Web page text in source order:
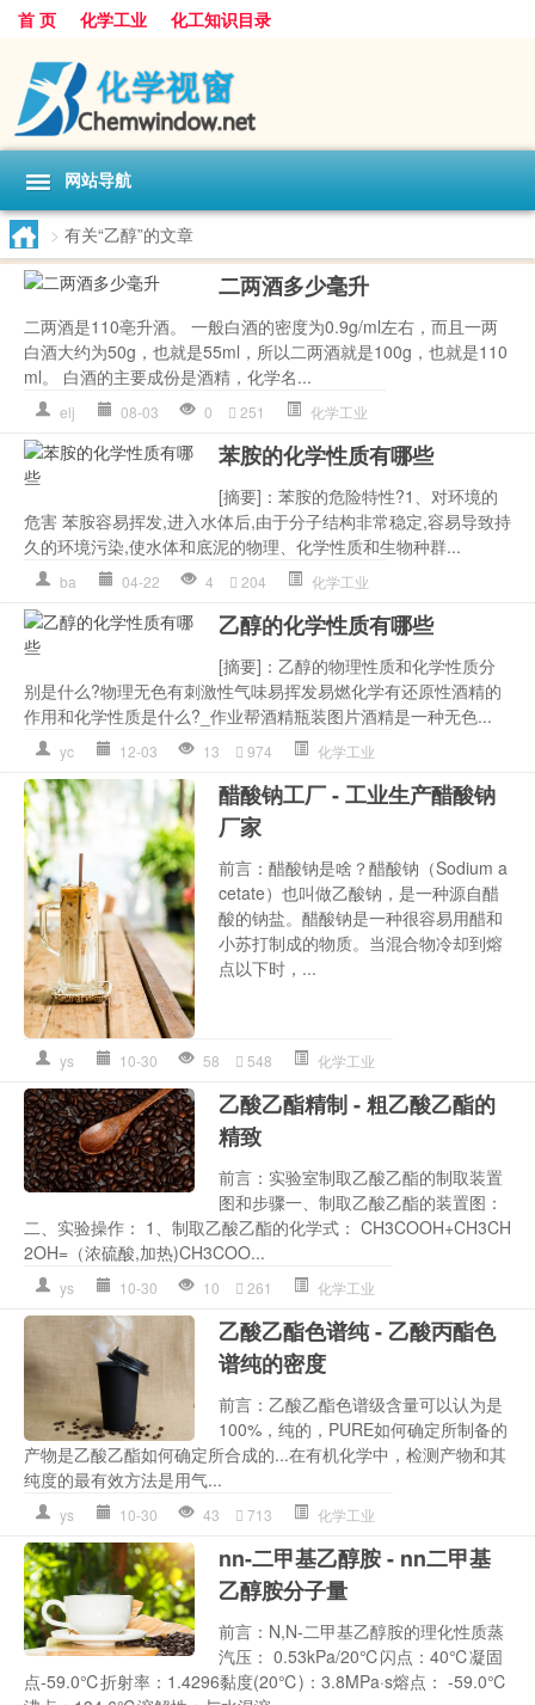
首 页 化学工业 化工知识目录
网站导航
> 有关“乙醇”的文章
二两酒多少毫升
二两酒是110亳升酒。 一般白酒的密度为0.9g/ml左右，而且一两
白酒大约为50g，也就是55ml，所以二两酒就是100g，也就是110
ml。 白酒的主要成份是酒精，化学名...
elj 08-03 0 251 化学工业
苯胺的化学性质有哪些
[摘要]：苯胺的危险特性?1、对环境的
危害 苯胺容易挥发,进入水体后,由于分子结构非常稳定,容易导致持
久的环境污染,使水体和底泥的物理、化学性质和生物种群...
ba 04-22 4 204 化学工业
乙醇的化学性质有哪些
[摘要]：乙醇的物理性质和化学性质分
别是什么?物理无色有刺激性气味易挥发易燃化学有还原性酒精的
作用和化学性质是什么?_作业帮酒精瓶装图片酒精是一种无色...
yc 12-03 13 974 化学工业
醋酸钠工厂 - 工业生产醋酸钠
厂家
前言：醋酸钠是啥？醋酸钠（Sodium a
cetate）也叫做乙酸钠，是一种源自醋
酸的钠盐。醋酸钠是一种很容易用醋和
小苏打制成的物质。当混合物冷却到熔
点以下时，...
ys 10-30 58 548 化学工业
乙酸乙酯精制 - 粗乙酸乙酯的
精致
前言：实验室制取乙酸乙酯的制取装置
图和步骤一、制取乙酸乙酯的装置图：
二、实验操作： 1、制取乙酸乙酯的化学式： CH3COOH+CH3CH
2OH=（浓硫酸,加热)CH3COO...
ys 10-30 10 261 化学工业
乙酸乙酯色谱纯 - 乙酸丙酯色
谱纯的密度
前言：乙酸乙酯色谱级含量可以认为是
100%，纯的，PURE如何确定所制备的
产物是乙酸乙酯如何确定所合成的...在有机化学中，检测产物和其
纯度的最有效方法是用气...
ys 10-30 43 713 化学工业
nn-二甲基乙醇胺 - nn二甲基
乙醇胺分子量
前言：N,N-二甲基乙醇胺的理化性质蒸
汽压： 0.53kPa/20℃闪点：40℃凝固
点-59.0℃折射率：1.4296黏度(20℃)：3.8MPa·s熔点： -59.0℃